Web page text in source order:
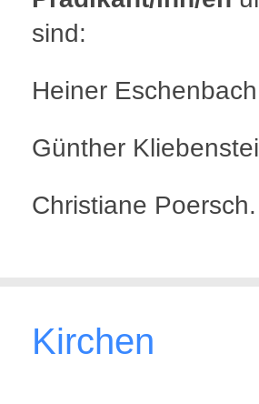
sind:
Heiner
Günther
Christiane Poersch.
Kirchen